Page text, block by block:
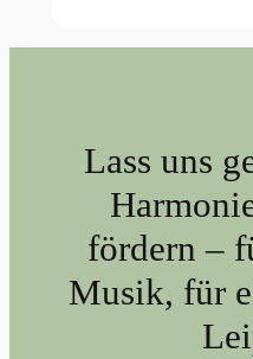
Lass uns
fördern –
Musik, für